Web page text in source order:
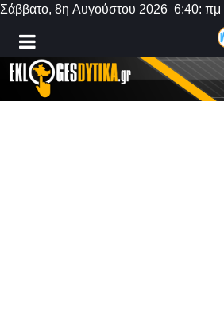
Σάββατο, 8η Αυγούστου 2026 6:40: πμ